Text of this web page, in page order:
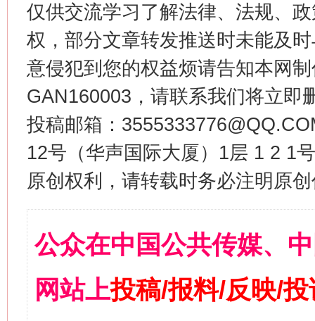
仅供交流学习了解法律、法规、
权，部分文章转发推送时未能及
意侵犯到您的权益烦请告知本网
GAN160003，请联系我们将立即
投稿邮箱：
12号（华声国际大厦）1层 1 2 1
原创权利，请转载时务必注明原
公众在中国公共传媒、
网站上投稿/报料/反映/